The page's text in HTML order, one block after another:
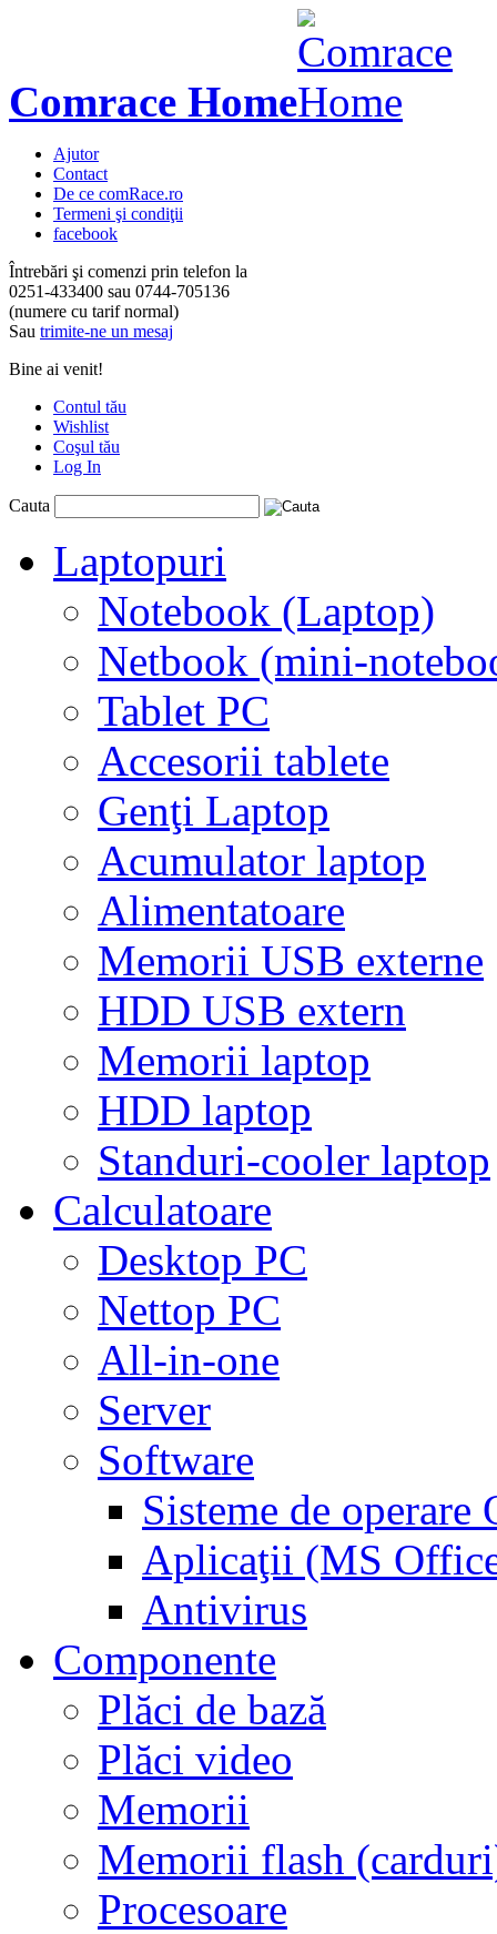
Comrace Home
Ajutor
Contact
De ce comRace.ro
Termeni şi condiţii
facebook
Întrebări şi comenzi prin telefon la
0251-433400 sau 0744-705136
(numere cu tarif normal)
Sau trimite-ne un mesaj
Bine ai venit!
Contul tău
Wishlist
Coşul tău
Log In
Cauta
Laptopuri
Notebook (Laptop)
Netbook (mini-
Tablet PC
Accesorii tablete
Genţi Laptop
Acumulator laptop
Alimentatoare
Memorii USB externe
HDD USB extern
Memorii laptop
HDD laptop
Standuri-cooler laptop
Calculatoare
Desktop PC
Nettop PC
All-in-one
Server
Software
Sisteme de operare
Aplicaţii (MS
Antivirus
Componente
Plăci de bază
Plăci video
Memorii
Memorii flash
Procesoare